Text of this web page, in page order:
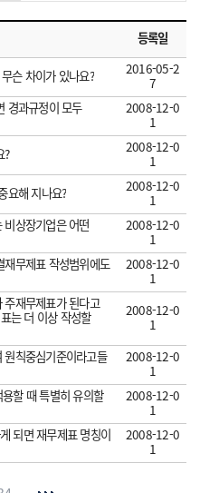
등록일
슨 차이가 있나요?
2016-05-2
7
경과규정이 모두
2008-12-0
1
?
2008-12-0
1
요해 지나요?
2008-12-0
1
비상장기업은 어떤
2008-12-0
1
재무제표 작성범위에도
2008-12-0
1
주재무제표가 된다고
는 더 이상 작성할
2008-12-0
1
원칙중심기준이라고들
2008-12-0
1
할 때 특별히 유의할
2008-12-0
1
되면 재무제표 명칭이
2008-12-0
1